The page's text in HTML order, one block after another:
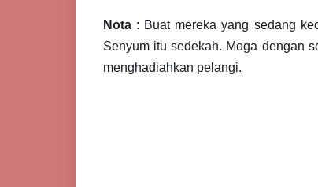
Nota: Buat mereka yang sedang
Senyum itu sedekah. Moga dengan
menghadiahkan pelangi.